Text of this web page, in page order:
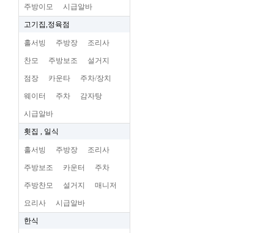
주방이모 시급알바
고기집,정육점
홀서빙 주방장 조리사
찬모 주방보조 설거지
점장 카운타 주차/장치
웨이터 주차 감자탕
시급알바
횟집 , 일식
홀서빙 주방장 조리사
주방보조 카운터 주차
주방찬모 설거지 매니저
요리사 시급알바
한식